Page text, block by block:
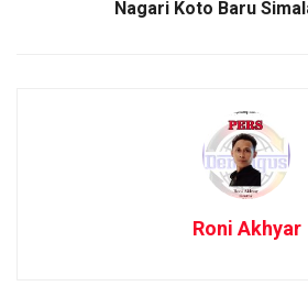
Nagari Koto Baru
Roni Akhyar